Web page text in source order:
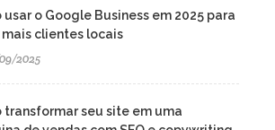
usar o Google Business em 2025 para
clientes locais
2025
transformar seu site em uma